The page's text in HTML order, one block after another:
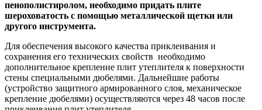
пенополистиролом, необходимо придать плите
шероховатость с помощью металлической щетки или
другого инструмента.
Для обеспечения высокого качества приклеивания и
сохранения его технических свойств необходимо
дополнительное крепление плит утеплителя к поверхности
стены специальными дюбелями. Дальнейшие работы
(устройство защитного армированного слоя, механическое
крепление дюбелями) осуществляются через 48 часов после